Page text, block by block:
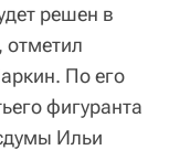
решен в
отметил
По его
фигуранта
Ильи